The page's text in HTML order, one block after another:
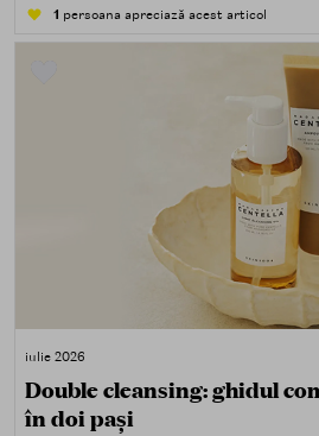
1 persoana apreciază acest articol
iulie 2026
Double cleansing: ghidul
în doi pași